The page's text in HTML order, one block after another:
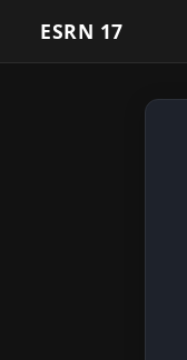
ESRN 17